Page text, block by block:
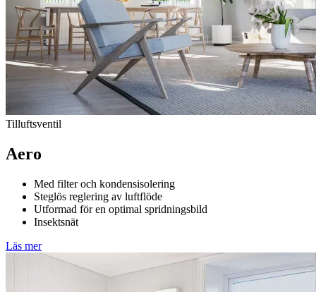
Tilluftsventil
Aero
Med filter och kondensisolering
Steglös reglering av luftflöde
Utformad för en optimal spridningsbild
Insektsnät
Läs mer